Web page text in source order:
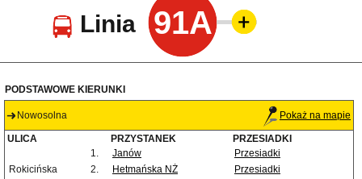
Linia 91A
PODSTAWOWE KIERUNKI
Nowosolna Pokaż na mapie
ULICA PRZYSTANEK
PRZESIADKI
1.
Janów
Przesiadki
Rokicińska
2. Hetmańska NŻ
Przesiadki